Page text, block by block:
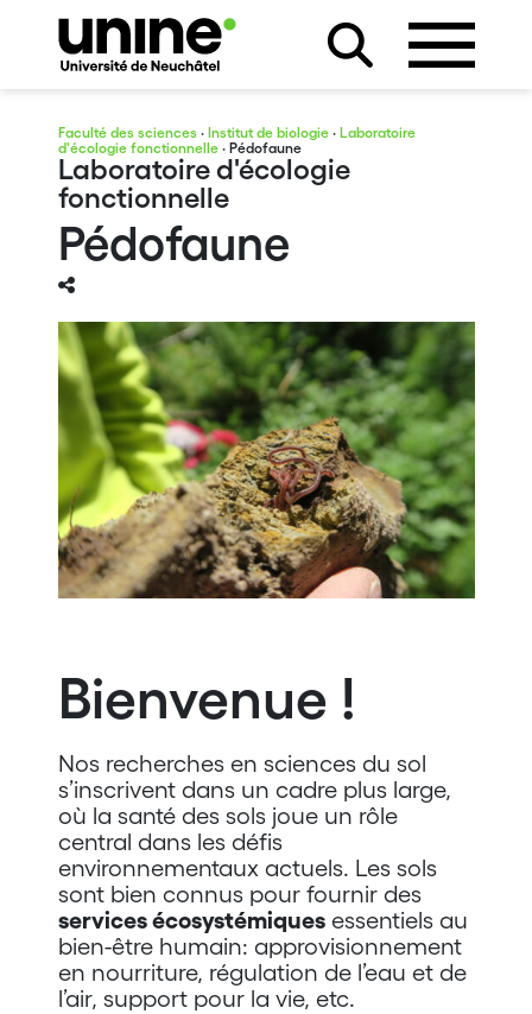
Faculté des sciences · Institut de biologie· Laboratoire
d'écologie fonctionnelle· Pédofaune
Laboratoire d'écologie
fonctionnelle
Pédofaune
Bienvenue !
Nos recherches en sciences du sol
s’inscrivent dans un cadre plus large,
où la santé des sols joue un rôle
central dans les défis
environnementaux actuels. Les sols
sont bien connus pour fournir des
services écosystémiquesessentiels au
bien-être humain: approvisionnement
en nourriture, régulation de l’eau et de
l’air, support pour la vie, etc.